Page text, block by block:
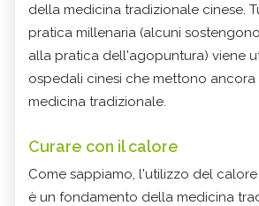
della medicina tradizionale cinese.
pratica millenaria (alcuni
alla pratica dell'agopuntura) viene
ospedali cinesi che mettono
medicina tradizionale.
Curare con il calore
Come sappiamo, l'utilizzo del
è un fondamento della medicina